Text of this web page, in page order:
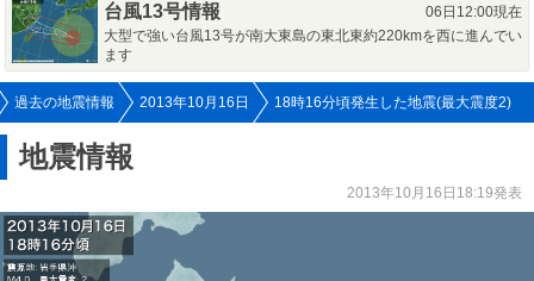
台風13号情報
06日12:00現在
大型で強い台風13号が南大東島の東北東約220kmを西に進んでい
ます
過去の地震情報 2013年10月16日 18時16分頃発生した地震(最大震度2)
地震情報
2013年10月16日18:19発表